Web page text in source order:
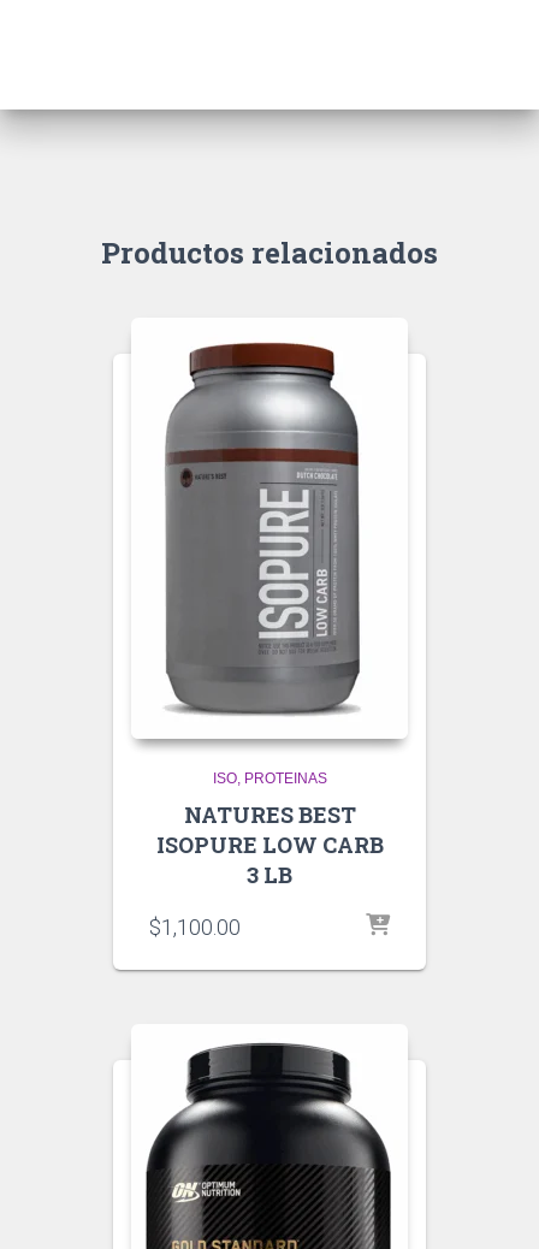
Productos relacionados
ISO PROTEINAS
NATURES BEST
ISOPURE LOW CARB
3 LB
$1,100.00